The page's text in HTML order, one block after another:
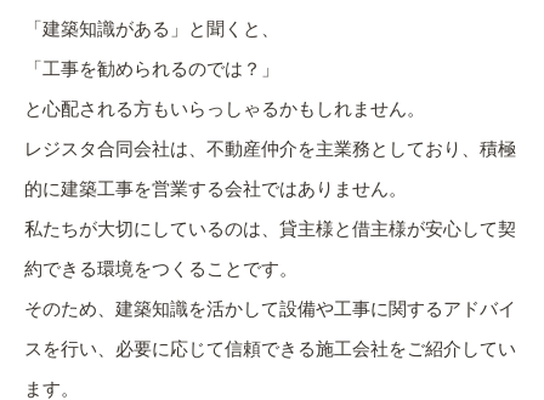
「建築知識がある」と聞くと、
「工事を勧められるのでは？」
と心配される方もいらっしゃるかもしれません。
レジスタ合同会社は、不動産仲介を主業務としており、積極
的に建築工事を営業する会社ではありません。
私たちが大切にしているのは、貸主様と借主様が安心して契
約できる環境をつくることです。
そのため、建築知識を活かして設備や工事に関するアドバイ
スを行い、必要に応じて信頼できる施工会社をご紹介してい
ます。